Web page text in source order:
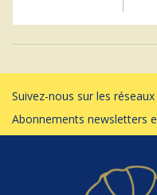
Suivez-nous sur les
Abonnements newsletters